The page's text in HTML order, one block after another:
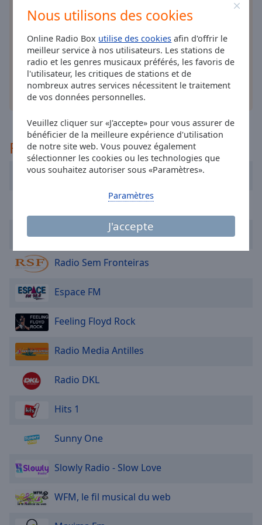
Nous utilisons des cookies
Online Radio Box utilise des cookies afin d'offrir le
meilleur service à nos utilisateurs. Les stations de
radio et les genres musicaux préférés, les favoris de
l'utilisateur, les critiques de stations et de
nombreux autres services nécessitent le traitement
de vos données personnelles.
Veuillez cliquer sur «J'accepte» pour vous assurer de
bénéficier de la meilleure expérience d'utilisation
de notre site web. Vous pouvez également
sélectionner les cookies ou les technologies que
vous souhaitez autoriser sous «Paramètres».
J'accepte
Paramètres
window.
Opacity
Background
Opacity
Caption
Area
Color
Opacity
Font
Font
gratuite Online Radio Box
pour votre téléphone intelligent et d'écouter vos
soyez!
autres options
Recommandé
Cherie FM
Tropiques FM
FM 80 FUNKY MUSIC
Radio Sem Fronteiras
Espace FM
Feeling Floyd Rock
Radio Media Antilles
Radio DKL
Hits 1
Sunny One
Slowly Radio - Slow Love
WFM, le fil musical du web